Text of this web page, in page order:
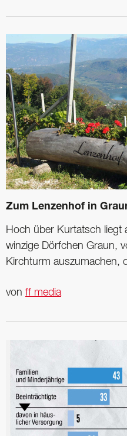
Zum Lenzenhof in
Hoch über Kurtatsch liegt
winzige Dörfchen Graun,
Kirchturm auszumachen,
von ff media